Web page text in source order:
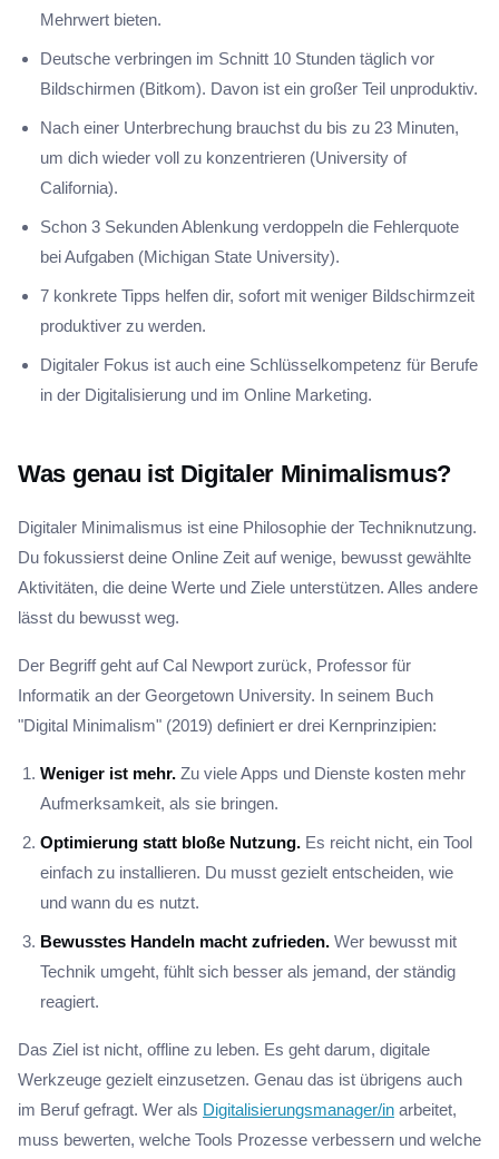
Mehrwert bieten.
Deutsche verbringen im Schnitt 10 Stunden täglich vor
Bildschirmen (Bitkom). Davon ist ein großer Teil unproduktiv.
Nach einer Unterbrechung brauchst du bis zu 23 Minuten,
um dich wieder voll zu konzentrieren (University of
California).
Schon 3 Sekunden Ablenkung verdoppeln die Fehlerquote
bei Aufgaben (Michigan State University).
7 konkrete Tipps helfen dir, sofort mit weniger Bildschirmzeit
produktiver zu werden.
Digitaler Fokus ist auch eine Schlüsselkompetenz für Berufe
in der Digitalisierung und im Online Marketing.
Was genau ist Digitaler Minimalismus?
Digitaler Minimalismus ist eine Philosophie der Techniknutzung.
Du fokussierst deine Online Zeit auf wenige, bewusst gewählte
Aktivitäten, die deine Werte und Ziele unterstützen. Alles andere
lässt du bewusst weg.
Der Begriff geht auf Cal Newport zurück, Professor für
Informatik an der Georgetown University. In seinem Buch
"Digital Minimalism" (2019) definiert er drei Kernprinzipien:
Weniger ist mehr. Zu viele Apps und Dienste kosten mehr
Aufmerksamkeit, als sie bringen.
Optimierung statt bloße Nutzung. Es reicht nicht, ein Tool
einfach zu installieren. Du musst gezielt entscheiden, wie
und wann du es nutzt.
Bewusstes Handeln macht zufrieden. Wer bewusst mit
Technik umgeht, fühlt sich besser als jemand, der ständig
reagiert.
Das Ziel ist nicht, offline zu leben. Es geht darum, digitale
Werkzeuge gezielt einzusetzen. Genau das ist übrigens auch
im Beruf gefragt. Wer als Digitalisierungsmanager/in arbeitet,
muss bewerten, welche Tools Prozesse verbessern und welche